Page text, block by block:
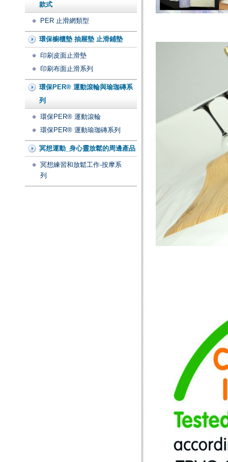
款式
PER 止滑網類型
環保櫥櫃墊 抽屜墊 止滑鋪墊
印刷皮面止滑墊
印刷布面止滑系列
環保PER® 運動滾輪與瑜珈磚系
列
環保PER® 運動滾輪
環保PER® 運動瑜珈磚系列
冥想運動_身心靈放鬆的周邊產品
冥想練習和放鬆工作-按摩系
列